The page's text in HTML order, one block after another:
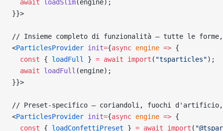
  await
loadSlim(engine);
}}>
// Insieme completo di funzionalità — tutte le
<ParticlesProvider init={async engine => {
  const
{ loadFull } = await import ( "tsparticles");
  await
loadFull (engine);
}}>
// Preset-specifico — coriandoli, fuochi
<ParticlesProvider init={async engine => {
  const
{ loadConfettiPreset } = await import (